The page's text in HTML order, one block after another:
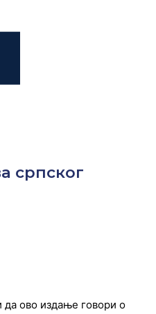
српског
да ово издање говори о